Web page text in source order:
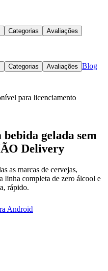
Categorias Avaliações
Categorias Avaliações Blog
para licenciamento
bebida gelada sem
Delivery
as marcas de cervejas,
linha completa de zero álcool e
rápido.
Android